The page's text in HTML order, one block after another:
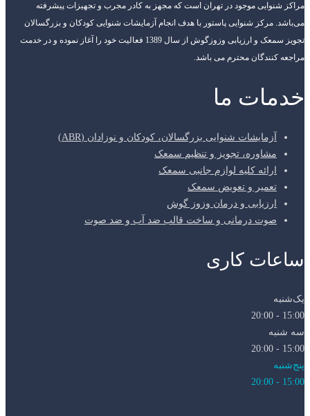
مراکز شنوایی موجود در تهران است که مجهز به کادر مجرب و تجهیزات پیشرفته
می‌باشد. مرکز شنوایی پاستور با هدف انجام آزمایشات شنوایی کودکان و بزرگسالان
تجویز سمعک و ارزیابی وزوزگوش از سال 1389 فعالیت خود را آغاز نموده و در خدمت
مراجعه کنندگان محترم می باشد.
خدمات ما
آزمایشات شنوایی بزرگسالان، کودکان و نوزادان (ABR)
مشاوره، تجویز و تنظیم سمعک
ارائه کلیه لوازم جانبی سمعک
تعمیر و تعویض سمعک
ارزیابی و درمان وزوز گوش
صوت درمانی و ساخت قالب ضد آب و ضد صوت
ساعات کاری
یک‌شنبه
15:00 - 20:00
سه شنبه
15:00 - 20:00
پنج‌شنبه
15:00 - 20:00